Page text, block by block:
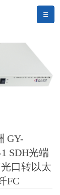
GY-
SDH光端
口转以太
FC